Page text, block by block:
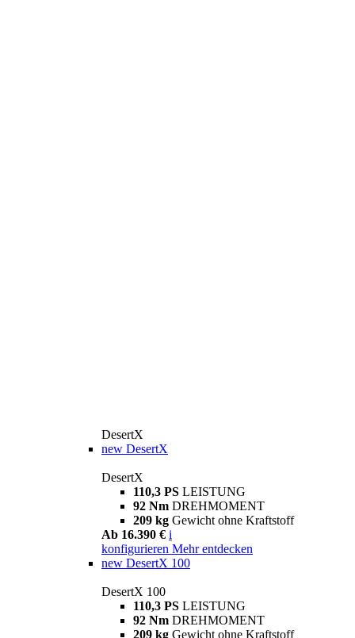
DesertX
new DesertX
DesertX
110,3 PS LEISTUNG
92 Nm DREHMOMENT
209 kg Gewicht ohne Kraftstoff
Ab 16.390 € i
konfigurieren Mehr entdecken
new DesertX 100
DesertX 100
110,3 PS LEISTUNG
92 Nm DREHMOMENT
209 kg Gewicht ohne Kraftstoff